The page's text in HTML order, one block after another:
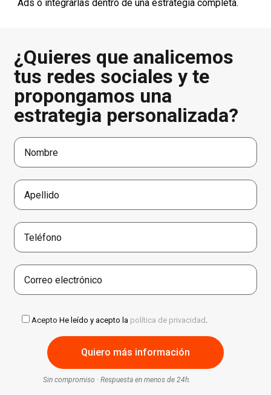
Ads o integrarlas dentro de una estrategia completa.
¿Quieres que analicemos
tus redes sociales y te
propongamos una
estrategia personalizada?
Acepto He leído y acepto la política de privacidad .
Sin compromiso · Respuesta en menos de 24h.